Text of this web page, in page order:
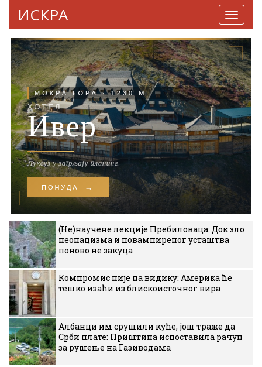
ИСКРА
(Не)научене лекције Пребиловаца: Док зло
неонацизма и повампиреног усташтва
поново не закуца
Компромис није на видику: Америка ће
тешко изаћи из блискоисточног вира
Албанци им срушили куће, још траже да
Срби плате: Приштина испоставила рачун
за рушење на Газиводама